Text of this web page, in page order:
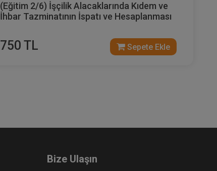
Dilekçe 101 Video Eğitimi
(Eğitim 2/6) İşçilik Alacaklarında Kıdem ve
İhbar Tazminatının İspatı ve Hesaplanması
750 TL Sepete Ekle
Bize Ulaşın